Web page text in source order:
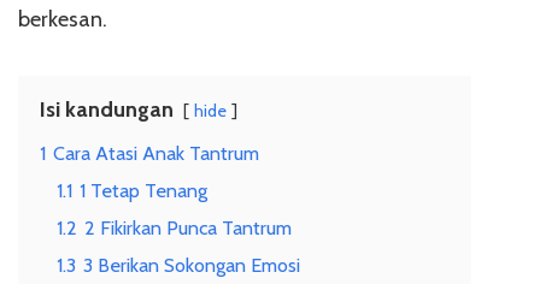
berkesan.
Isi kandungan hide
1 Cara Atasi Anak Tantrum
1.1 1 Tetap Tenang
1.2 2 Fikirkan Punca Tantrum
1.3 3 Berikan Sokongan Emosi